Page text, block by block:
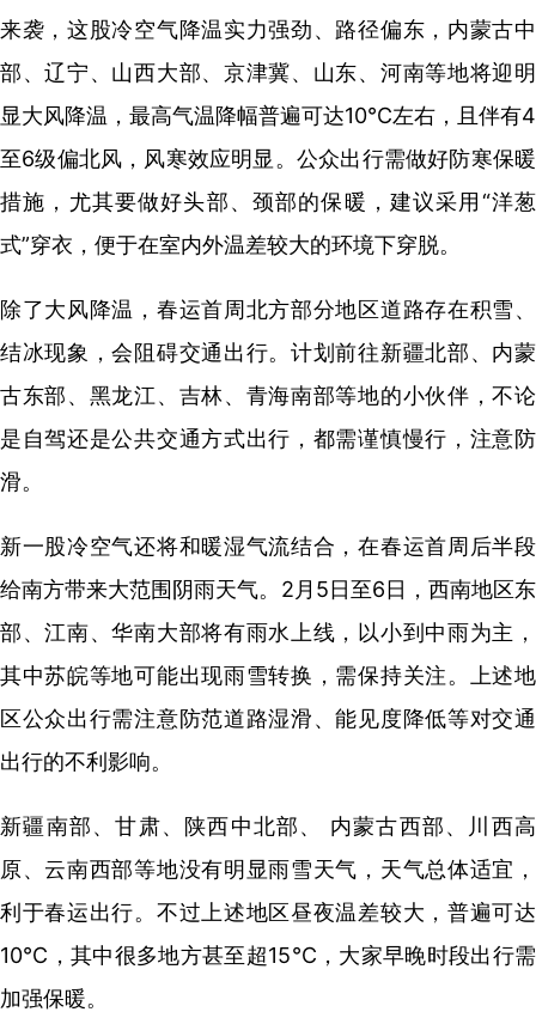
来袭，这股冷空气降温实力强劲、路径偏东，内蒙古中
部、辽宁、山西大部、京津冀、山东、河南等地将迎明
显大风降温，最高气温降幅普遍可达10℃左右，且伴有4
至6级偏北风，风寒效应明显。公众出行需做好防寒保暖
措施，尤其要做好头部、颈部的保暖，建议采用“洋葱
式”穿衣，便于在室内外温差较大的环境下穿脱。
除了大风降温，春运首周北方部分地区道路存在积雪、
结冰现象，会阻碍交通出行。计划前往新疆北部、内蒙
古东部、黑龙江、吉林、青海南部等地的小伙伴，不论
是自驾还是公共交通方式出行，都需谨慎慢行，注意防
滑。
新一股冷空气还将和暖湿气流结合，在春运首周后半段
给南方带来大范围阴雨天气。2月5日至6日，西南地区东
部、江南、华南大部将有雨水上线，以小到中雨为主，
其中苏皖等地可能出现雨雪转换，需保持关注。上述地
区公众出行需注意防范道路湿滑、能见度降低等对交通
出行的不利影响。
新疆南部、甘肃、陕西中北部、 内蒙古西部、川西高
原、云南西部等地没有明显雨雪天气，天气总体适宜，
利于春运出行。不过上述地区昼夜温差较大，普遍可达
10℃，其中很多地方甚至超15℃，大家早晚时段出行需
加强保暖。